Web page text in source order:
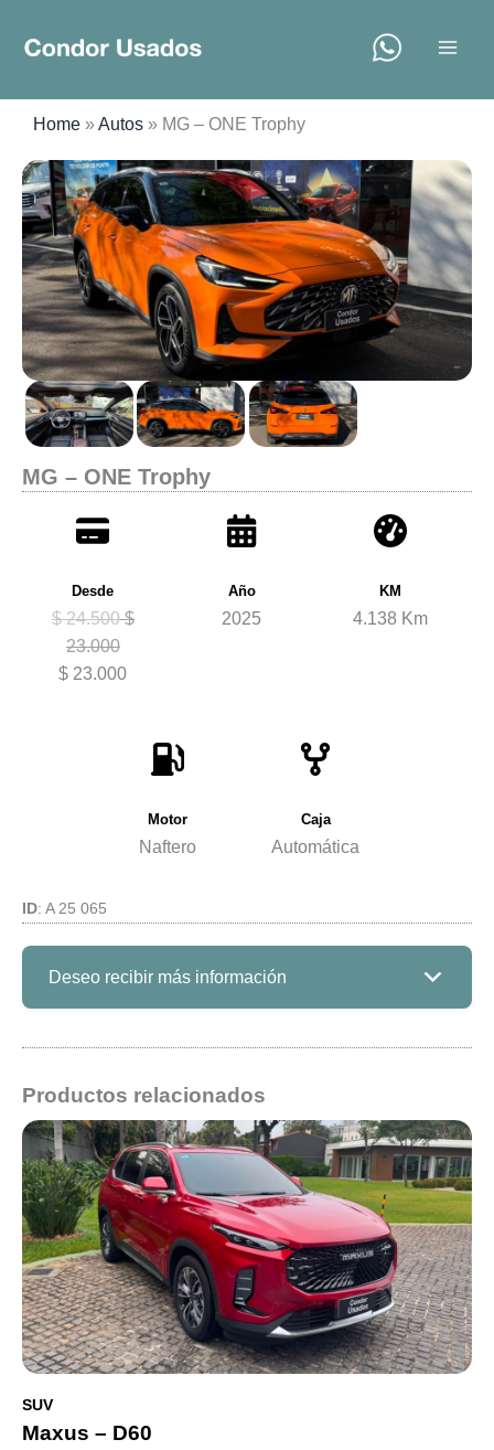
Home »Autos » MG – ONE Trophy
MG – ONE Trophy
Desde
$ 24.500 $
23.000
$ 23.000
Año
2025
KM
4.138 Km
Motor
Naftero
Caja
Automática
ID: A 25 065
Deseo recibir más información
Productos relacionados
SUV
Maxus – D60